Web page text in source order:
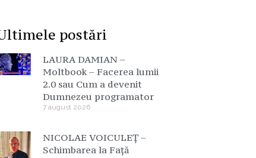
postări
LAURA DAMIAN –
Moltbook – Facerea lumii
2.0 sau Cum a devenit
Dumnezeu programator
7 august 2026
NICOLAE VOICULEȚ –
Schimbarea la Față